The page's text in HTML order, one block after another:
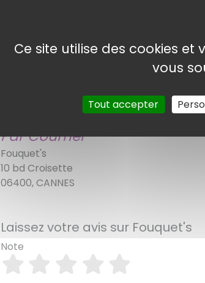
Ce site utilise des cookies
vous
Tout accepter
Voici diverses solutions pour réussir à
Par Courrier
Fouquet's
10 bd Croisette
06400, CANNES
Laissez votre avis sur Fouquet's
Note